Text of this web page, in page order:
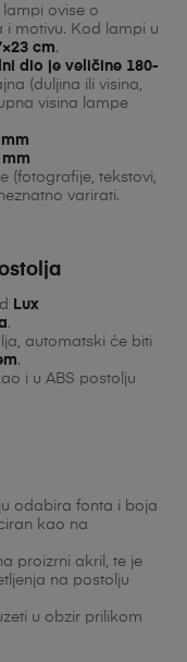
lampi ovise o
i motivu. Kod lampi u
cm.
dio je veličine 180-
(duljina ili visina,
visina lampe
mm
(fotografije, tekstovi,
varirati.
Lux
.
automatski će biti
.
i u ABS postolju
odabira fonta i boja
kao na
proizrni akril, te je
na postolju
u obzir prilikom